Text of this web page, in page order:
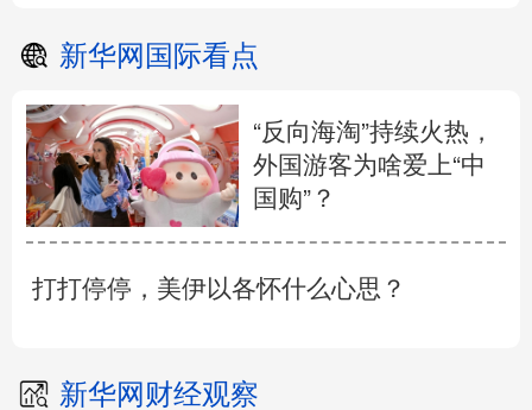
新华网国际看点
“反向海淘”持续火热，
外国游客为啥爱上“中
国购”？
打打停停，美伊以各怀什么心思？
新华网财经观察